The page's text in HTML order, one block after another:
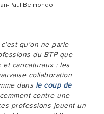
qu'on ne parle
du BTP que
caricaturaux : les
collaboration
dans le coup de
contre une
professions jouent un